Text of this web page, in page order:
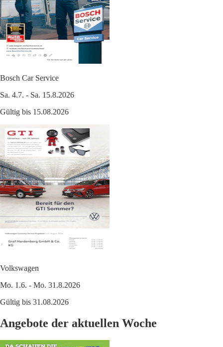
Bosch Car Service
Sa. 4.7. - Sa. 15.8.2026
Gültig bis 15.08.2026
Volkswagen
Mo. 1.6. - Mo. 31.8.2026
Gültig bis 31.08.2026
Angebote der aktuellen Woche